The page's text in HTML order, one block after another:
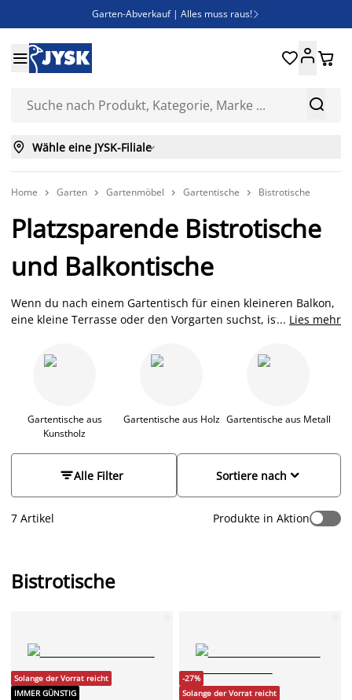
Garten-Abverkauf | Alles muss raus! 
Bist du Unternehmer? Entdecke JYSK-B2B
Esszimmerstuhl ADSLEV um nur 40€


 
 Wähle eine JYSK-Filiale
Home  Garten  Gartenmöbel  Gartentische  Bistrotische
Platzsparende Bistrotische
und Balkontische
Wenn du nach einem Gartentisch für einen kleineren Balkon,
eine kleine Terrasse oder den Vorgarten suchst, ist ein
da ein Bistrotisch klein ist und leicht bewegt werden kann. Bei
JYSK findest du sowohl runde als auch quadratische
bestehen aus strapazierfähigen Materialien wie Stahl,
Aluminium, Hartholz, Kunstholz und Polyrattan. Viele dieser
Materialien erfordern keine aufwändige Pflege, sodass du
deine Zeit zum Entspannen nutzen kannst. Entdecke unser
Sortiment und finde ein gutes Angebot bei JYSK.
... Lies mehr
Gartentische aus
Kunstholz
Gartentische aus Holz Gartentische aus Metall
Alle Filter 
Sortiere nach
7 Artikel Produkte in Aktion
Bistrotische
Solange der Vorrat reicht
IMMER GÜNSTIG
-27%
Solange der Vorrat reicht